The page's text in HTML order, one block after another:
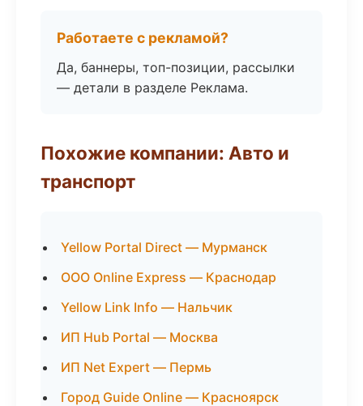
Работаете с рекламой?
Да, баннеры, топ-позиции, рассылки
— детали в разделе Реклама.
Похожие компании: Авто и
транспорт
Yellow Portal Direct — Мурманск
ООО Online Express — Краснодар
Yellow Link Info — Нальчик
ИП Hub Portal — Москва
ИП Net Expert — Пермь
Город Guide Online — Красноярск